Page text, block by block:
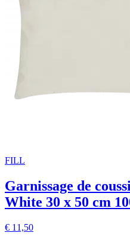
FILL
Garnissage de
White 30 x 50 cm
€ 11,50